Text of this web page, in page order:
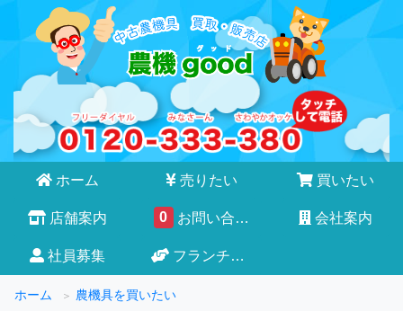
ホーム 売りたい 買いたい
店舗案内 0 お問い合わせ 会社案内
社員募集 フランチャイズ
ホーム 農機具を買いたい